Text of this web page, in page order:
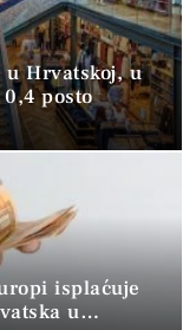
u Hrvatskoj, u
posto
isplaćuje
u